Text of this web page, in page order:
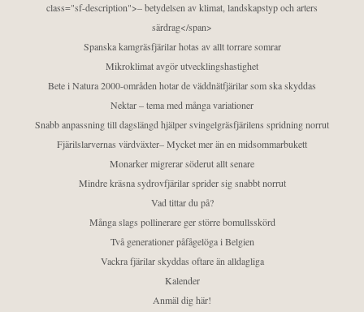
class="sf-description">– betydelsen av klimat, landskapstyp och arters
särdrag</span>
Spanska kamgräsfjärilar hotas av allt torrare somrar
Mikroklimat avgör utvecklingshastighet
Bete i Natura 2000-områden hotar de väddnätfjärilar som ska skyddas
Nektar – tema med många variationer
Snabb anpassning till dagslängd hjälper svingelgräsfjärilens spridning norrut
Fjärilslarvernas värdväxter– Mycket mer än en midsommarbukett
Monarker migrerar söderut allt senare
Mindre kräsna sydrovfjärilar sprider sig snabbt norrut
Vad tittar du på?
Många slags pollinerare ger större bomullsskörd
Två generationer påfågelöga i Belgien
Vackra fjärilar skyddas oftare än alldagliga
Kalender
Anmäl dig här!